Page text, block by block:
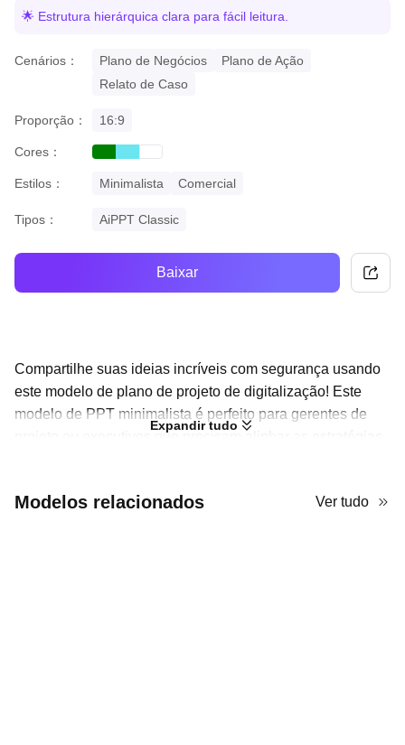
🌟 Estrutura hierárquica clara para fácil leitura.
Cenários： Plano de Negócios
Plano de Ação
Relato de Caso
Proporção： 16:9
Cores： greencyanwhite
Estilos：
Minimalista Comercial
Tipos： AiPPT Classic
Baixar
Compartilhe suas ideias incríveis com segurança usando
este modelo de plano de projeto de digitalização! Este
modelo de PPT minimalista é perfeito para gerentes de
projeto ou executivos que precisam alinhar as estratégias
Expandir tudo
Modelos relacionados Ver tudo